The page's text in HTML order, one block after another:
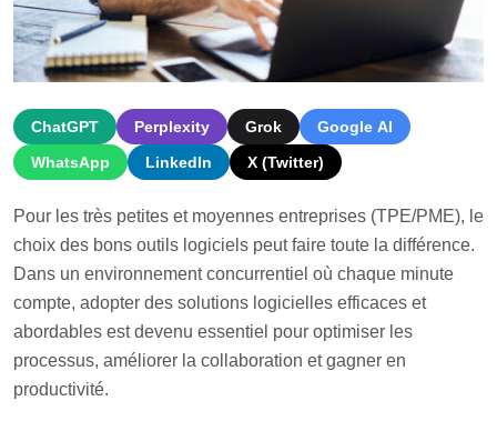
ChatGPT Perplexity Grok
Google AI
WhatsApp
LinkedIn X (Twitter)
Pour les très petites et moyennes entreprises (TPE/PME), le
choix des bons outils logiciels peut faire toute la différence.
Dans un environnement concurrentiel où chaque minute
compte, adopter des solutions logicielles efficaces et
abordables est devenu essentiel pour optimiser les
processus, améliorer la collaboration et gagner en
productivité.